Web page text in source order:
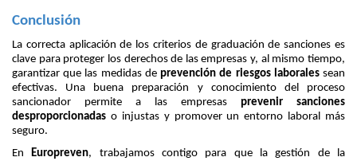
Conclusión
La correcta aplicación de los criterios de graduación de sanciones es
clave para proteger los derechos de las empresas y, al mismo tiempo,
garantizar que las medidas deprevención de riesgos laboralessean
efectivas. Una buena preparación y conocimiento del proceso
sancionador permite a las empresas prevenir sanciones
desproporcionadas o injustas y promover un entorno laboral más
seguro.
EnEuropreven, trabajamos contigo para que la gestión de la